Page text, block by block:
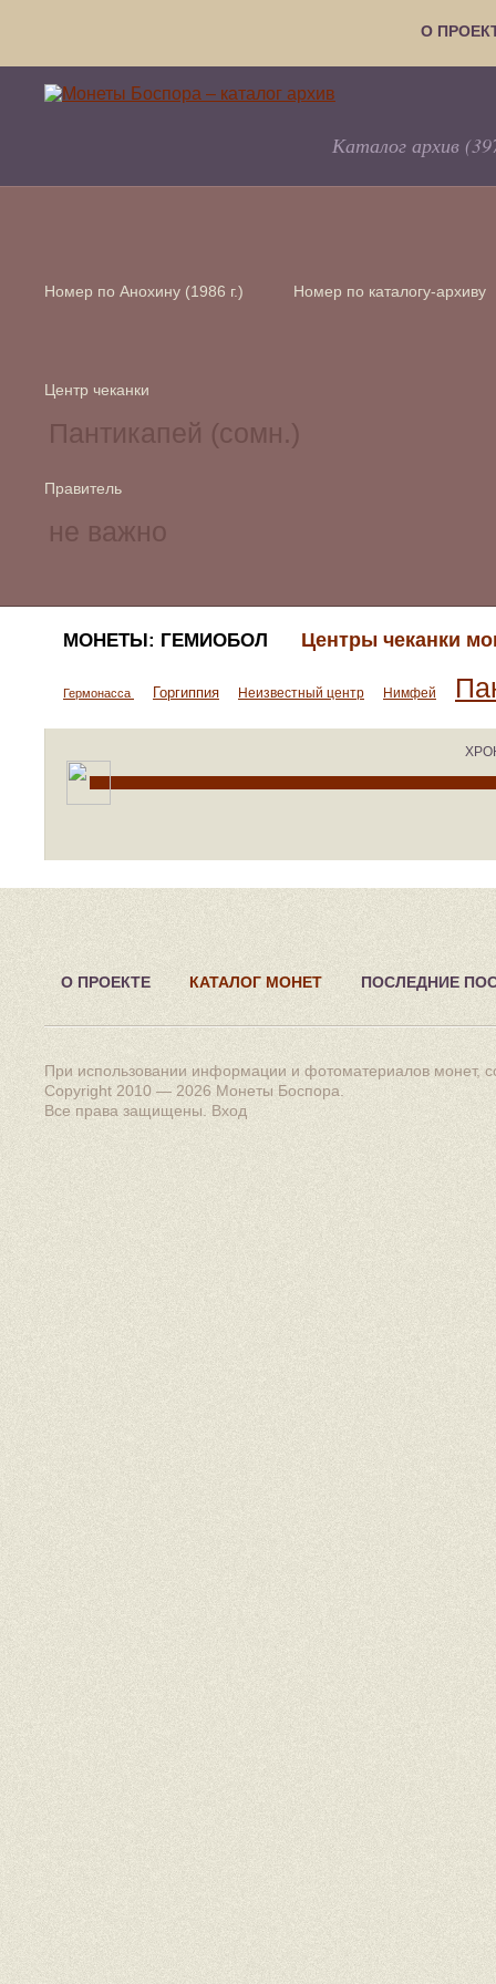
О
Каталог архив
Номер по Анохину (1986 г.) Номер по каталогу-архиву
Центр чеканки
Правитель
МОНЕТЫ: ГЕМИОБОЛ Центры чеканки
Гермонасса Горгиппия Неизвестный центр Нимфей
О ПРОЕКТЕ КАТАЛОГ МОНЕТ ПОСЛЕДНИЕ
При использовании информации и фотоматериалов монет,
Copyright 2010 — 2026 Монеты Боспора
Все права защищены. Вход